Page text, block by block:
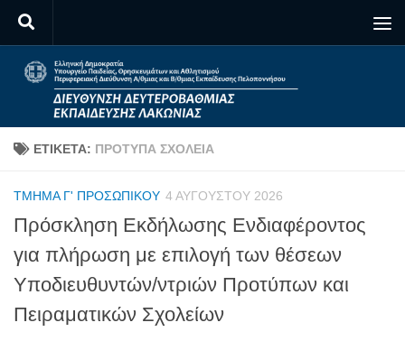
Skip to content
ΕΤΙΚΈΤΑ: ΠΡΌΤΥΠΑ ΣΧΟΛΕΊΑ
ΤΜΉΜΑ Γ' ΠΡΟΣΩΠΙΚΟΎ 4 ΑΥΓΟΎΣΤΟΥ 2026
Πρόσκληση Εκδήλωσης Ενδιαφέροντος
για πλήρωση με επιλογή των θέσεων
Υποδιευθυντών/ντριών Προτύπων και
Πειραματικών Σχολείων